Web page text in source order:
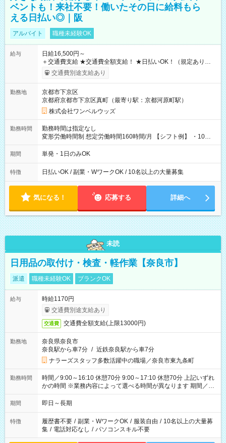
ベントも！来社不要！働いたその日に給料もら
える日払い◎｜阪
アルバイト 職種未経験OK
給与
日給16,500円～
＋交通費支給 ★交通費全額支給！ ★日払いOK！（規定あり） ┗
働いたその日に現金GET♪ お仕事後はコンビニATMから 日払
交通費別途支給あり
勤務地
京都市下京区
京都府京都市下京区真町（最寄り駅：京都河原町駅）
株式会社ワンベルウッズ
勤務時間
勤務時間は指定なし
変形労働時間制 想定労働時間160時間/月 【シフト例】 ・10：
00～20：00
期間 単発・1日のみOK
特徴 日払いOK / 副業・WワークOK / 10名以上の大量募集
気になる！ 応募する 詳細へ
未読
日用品の取付け・検査・軽作業【奈良市】
派遣 職種未経験OK ブランクOK
給与
時給1170円
交通費別途支給あり
交通費 交通費全額支給(上限13000円)
勤務地
奈良県奈良市
奈良駅から車7分 / 近鉄奈良駅から車7分
ナラーズスタッフ多数活躍中の職場／奈良市東九条町
勤務時間
時間／9:00～16:10 休憩70分 9:00～17:10 休憩70分 上記いずれ
かの時間 ※業務内容によって選べる時間が異なります 期間／即
日～長期安定 スタート日は相談可能！ 勤務日／月～金の週4日
～でOK！
期間 即日～長期
特徴 履歴書不要 / 副業・WワークOK / 服装自由 / 10名以上の大量募
集 / 電話対応なし / パソコンスキル不要